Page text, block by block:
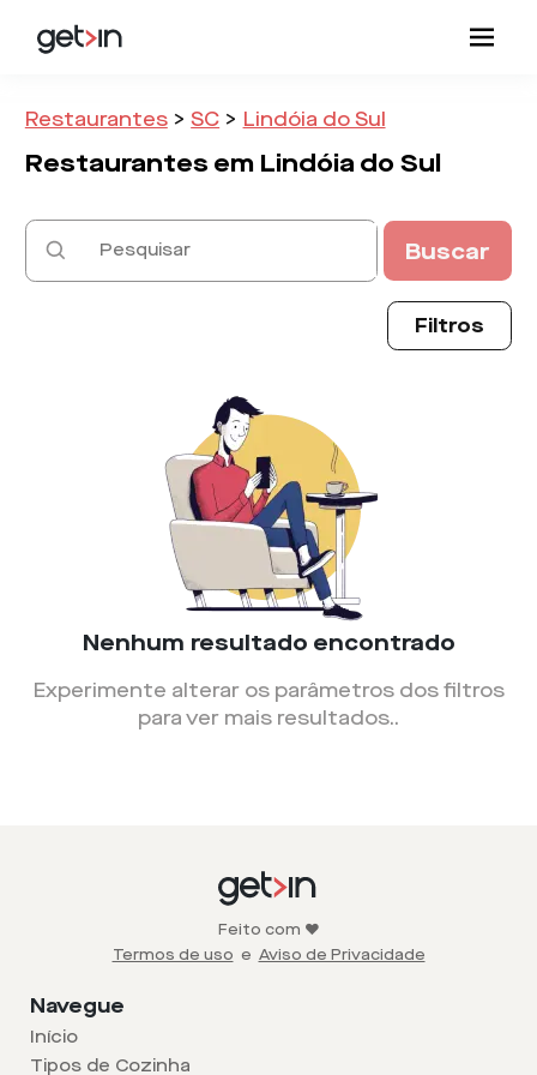
Restaurantes > SC > Lindóia do Sul
Restaurantes em Lindóia do Sul
Buscar
Filtros
Nenhum resultado encontrado
Experimente alterar os parâmetros dos filtros
para ver mais resultados..
Feito com ❤️
Termos de uso e Aviso de Privacidade
Navegue
Início
Tipos de Cozinha